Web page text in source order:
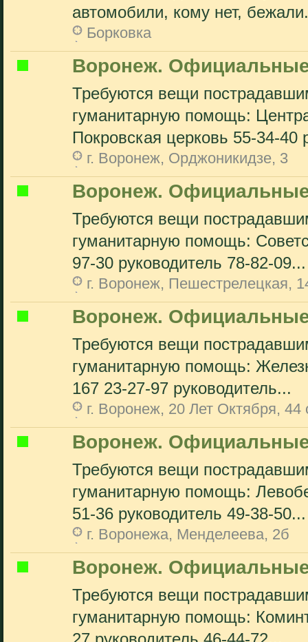
автомобили, кому нет,
Борковка
Воронеж.
Требуются вещи
гуманитарную помощь:
Покровская церковь 55-34-40
г. Воронеж, Орджоникидзе, 3
Воронеж.
Требуются вещи
гуманитарную помощь:
97-30 руководитель 78-82-09...
г. Воронеж, Пешестрелецкая,
Воронеж.
Требуются вещи
гуманитарную помощь:
167 23-27-97 руководитель...
г. Воронеж, 20 Лет Октября, 44
Воронеж.
Требуются вещи
гуманитарную помощь:
51-36 руководитель 49-38-50...
г. Воронежа, Менделеева, 2б
Воронеж.
Требуются вещи
гуманитарную помощь: